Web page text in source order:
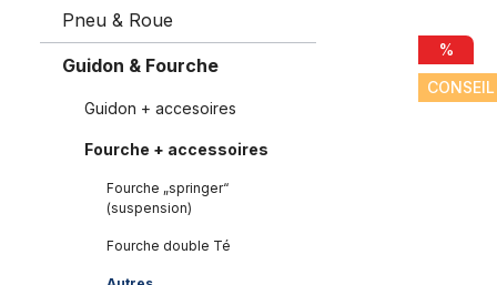
Pneu & Roue
Guidon & Fourche
Guidon + accesoires
Fourche + accessoires
Fourche „springer“
(suspension)
Fourche double Té
204
%
CONSEIL